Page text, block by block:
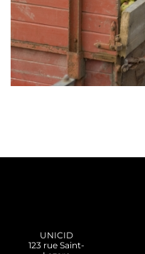
UNICID
123 rue Saint-